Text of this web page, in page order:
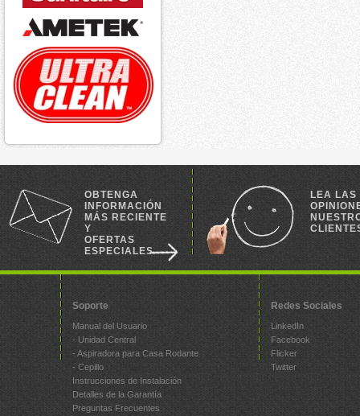
OBTENGA
INFORMACIÓN
MÁS RECIENTE
Y
OFERTAS
ESPECIALES
LEA LAS
Soporte
Manual del Usuario
- Unidad Central
- Aspiradora para Casa Rodante
- Cepillo
Instrucciones de Instalación
Detalles de la Garantía
Preguntas Frecuentes
Redes Sociales
LinkedIn
Facebook
Flicker
Twitter